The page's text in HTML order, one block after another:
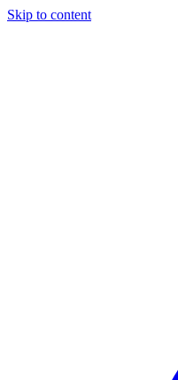
Skip to content